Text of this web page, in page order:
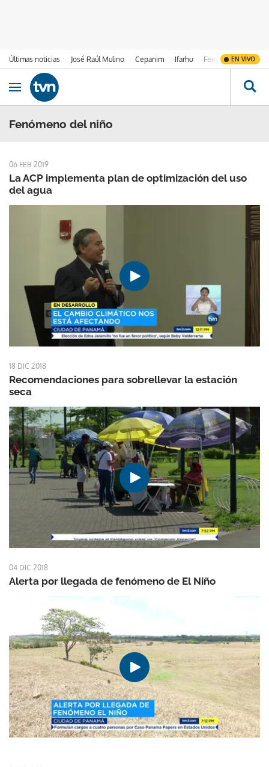
Últimas noticias José Raúl Mulino Cepanim Ifarhu Fenómeno de El
EN VIVO
Ir al contenido
Obrir navegació
Fenómeno del niño
06 FEB 2019
La ACP implementa plan de optimización del uso
del agua
18 DIC 2018
Recomendaciones para sobrellevar la estación
seca
04 DIC 2018
Alerta por llegada de fenómeno de El Niño